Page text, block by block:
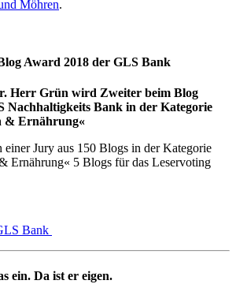
Möhren.
Award 2018 der GLS Bank
Herr Grün wird Zweiter beim Blog
Nachhaltigkeits Bank in der Kategorie
& Ernährung«
einer Jury aus 150 Blogs in der Kategorie
Ernährung« 5 Blogs für das Leservoting
Bank
ein. Da ist er eigen.